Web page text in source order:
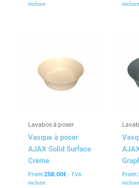
incluse
incluse
Lavabos à poser
Vasque à poser
AJAX Solid Surface
Crème
From 258.00€ - TVA
incluse
From
incluse